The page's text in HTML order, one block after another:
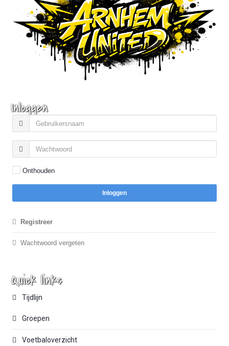
Inloggen
Onthouden
Inloggen
Registreer
Wachtwoord vergeten
Quick links
Tijdlijn
Groepen
Voetbaloverzicht